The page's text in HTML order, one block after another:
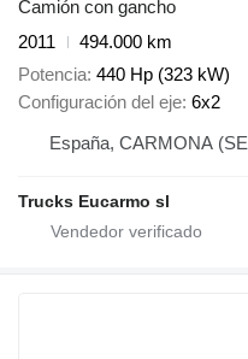
Camión con gancho
2011
494.000 km
Potencia 440 Hp (323 kW)
Configuración del eje 6x2
España, CARMONA
Trucks Eucarmo sl